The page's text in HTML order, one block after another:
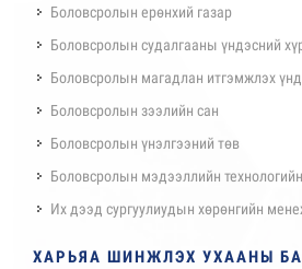
Боловсролын ерөнхий газар
Боловсролын судалгааны үндэсний
Боловсролын магадлан итгэмжлэх
Боловсролын зээлийн сан
Боловсролын үнэлгээний төв
Боловсролын мэдээллийн
Их дээд сургуулиудын хөрөнгийн
ХАРЬЯА ШИНЖЛЭХ УХААНЫ